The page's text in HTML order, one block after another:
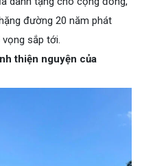
đường 20 năm phát
sắp tới.
thiện nguyện của